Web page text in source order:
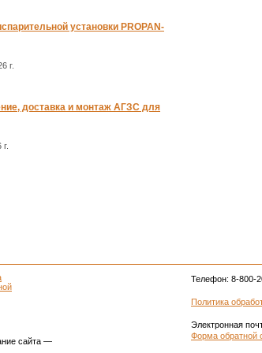
установки PROPAN-
г.
доставка и монтаж АГЗС для
сайта —
Телефон: 8-800-
Политика
Электронная
Форма обратной